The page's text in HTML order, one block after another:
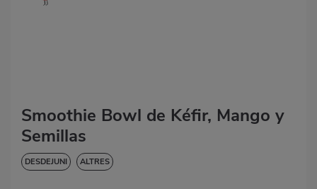
Smoothie Bowl de Kéfir, Mango y
Semillas
DESDEJUNI ALTRES